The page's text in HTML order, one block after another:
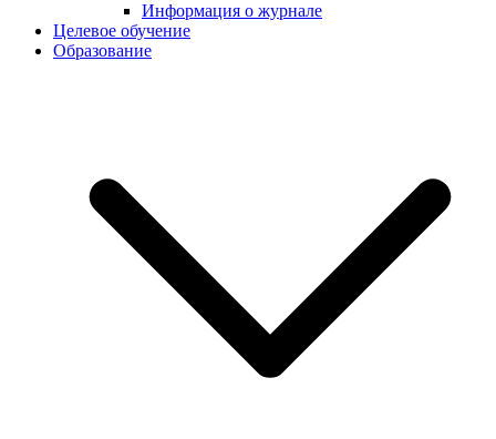
Информация о журнале
Целевое обучение
Образование